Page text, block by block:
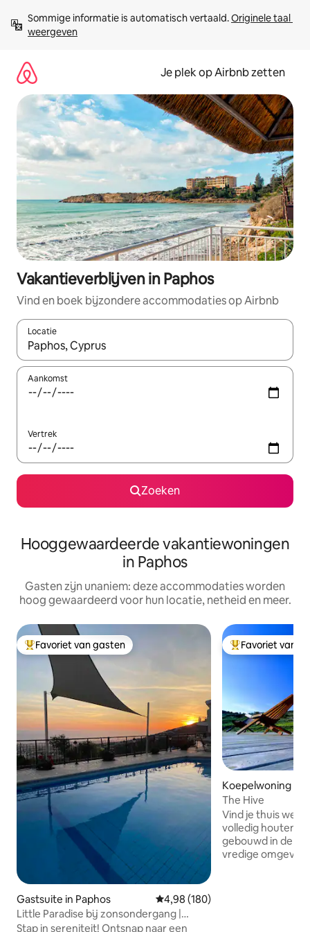
direct
naar
Sommige informatie is automatisch vertaald. Originele taal
weergeven
Je plek op Airbnb zetten
Vakantieverblijven in Paphos
Vind en boek bijzondere accommodaties op Airbnb
Locatie
Wanneer er resultaten beschikbaar zijn, maak je een keuze
Aankomst
Vertrek
Zoeken
Hooggewaardeerde vakantiewoningen
in Paphos
Gasten zijn unaniem: deze accommodaties worden
hoog gewaardeerd voor hun locatie, netheid en meer.
Topfavoriet van gasten
Favoriet van gasten
Gastsuite in Paphos Gemiddelde beoordeling van
4,98 (180)
Little Paradise bij zonsondergang |
Zwembad en prachtig uitzicht op zee
Stap in sereniteit! Ontsnap naar een
Topfavoriet van
Favoriet van
Koepelwoning in
The Hive
Vind je thuis weg
volledig houten
gebouwd in de
vredige